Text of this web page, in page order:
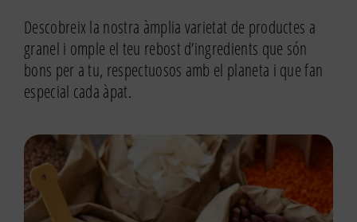
Descobreix la nostra àmplia varietat de productes a
granel i omple el teu rebost d’ingredients que són
bons per a tu, respectuosos amb el planeta i que fan
especial cada àpat.